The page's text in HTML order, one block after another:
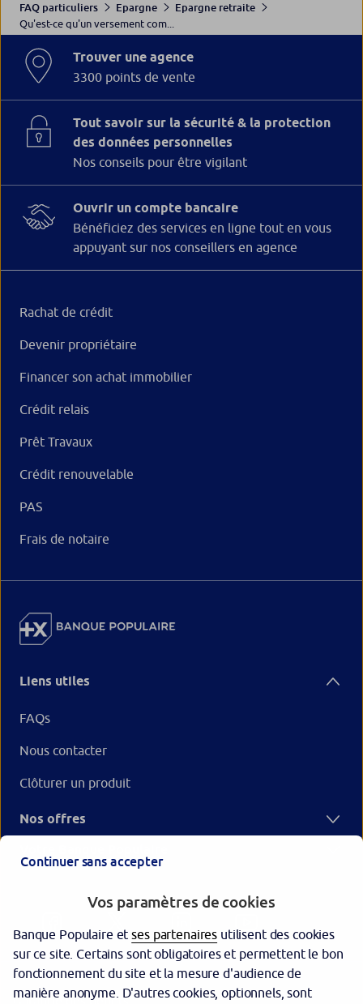
FAQ particuliers Epargne
Epargne retraite
Qu'est-ce qu'un versement com...
Trouver une agence
3300 points de vente
Tout savoir sur la sécurité & la protection
des données personnelles
Nos conseils pour être vigilant
Ouvrir un compte bancaire
Bénéficiez des services en ligne tout en vous
appuyant sur nos conseillers en agence
Rachat de crédit
Devenir propriétaire
Financer son achat immobilier
Crédit relais
Prêt Travaux
Crédit renouvelable
PAS
Frais de notaire
Liens utiles
FAQs
Nous contacter
Clôturer un produit
Nos offres
Garantie des dépôts
Continuer sans accepter
Vos paramètres de cookies
Banque Populaire etses partenaires utilisent des cookies
sur ce site. Certains sont obligatoires et permettent le bon
fonctionnement du site et la mesure d'audience de
manière anonyme. D'autres cookies, optionnels, sont